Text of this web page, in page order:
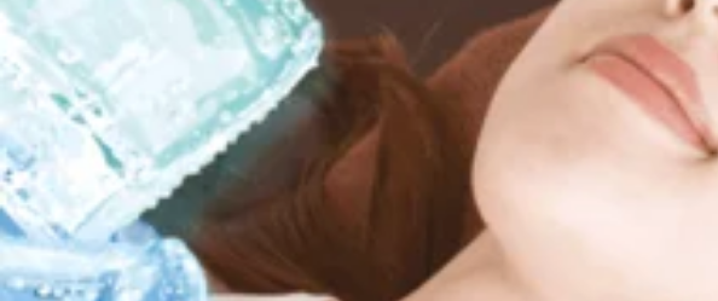
10時～21時
<住所>
東京都墨田区京島 1-2-1 イトーヨーカドー曳舟店2F
WEB予約する
電話予約する 03-3610-3050
最近のブログ